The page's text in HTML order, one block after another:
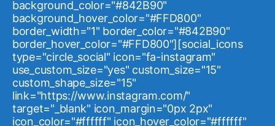
background_color="#842B90"
background_hover_color="#FFD800"
border_width="1" border_color="#842B90"
border_hover_color="#FFD800"][social_icons
type="circle_social" icon="fa-instagram"
use_custom_size="yes" custom_size="15"
custom_shape_size="15"
link="https://www.instagram.com/"
target="_blank" icon_margin="0px 2px"
icon_color="#ffffff" icon_hover_color="#ffffff"